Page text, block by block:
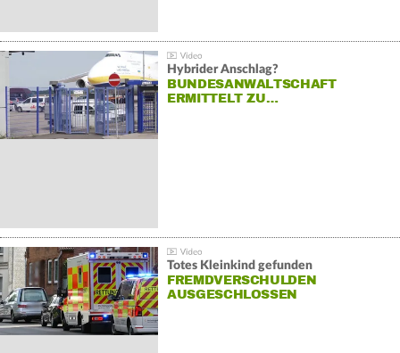
Hybrider Anschlag?
BUNDESANWALTSCHAFT
ERMITTELT ZU…
Totes Kleinkind gefunden
FREMDVERSCHULDEN
AUSGESCHLOSSEN